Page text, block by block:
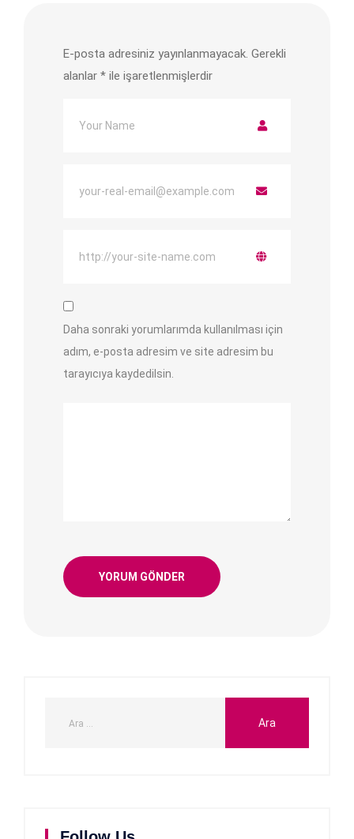
E-posta adresiniz yayınlanmayacak. Gerekli
alanlar * ile işaretlenmişlerdir
Daha sonraki yorumlarımda kullanılması için
adım, e-posta adresim ve site adresim bu
tarayıcıya kaydedilsin.